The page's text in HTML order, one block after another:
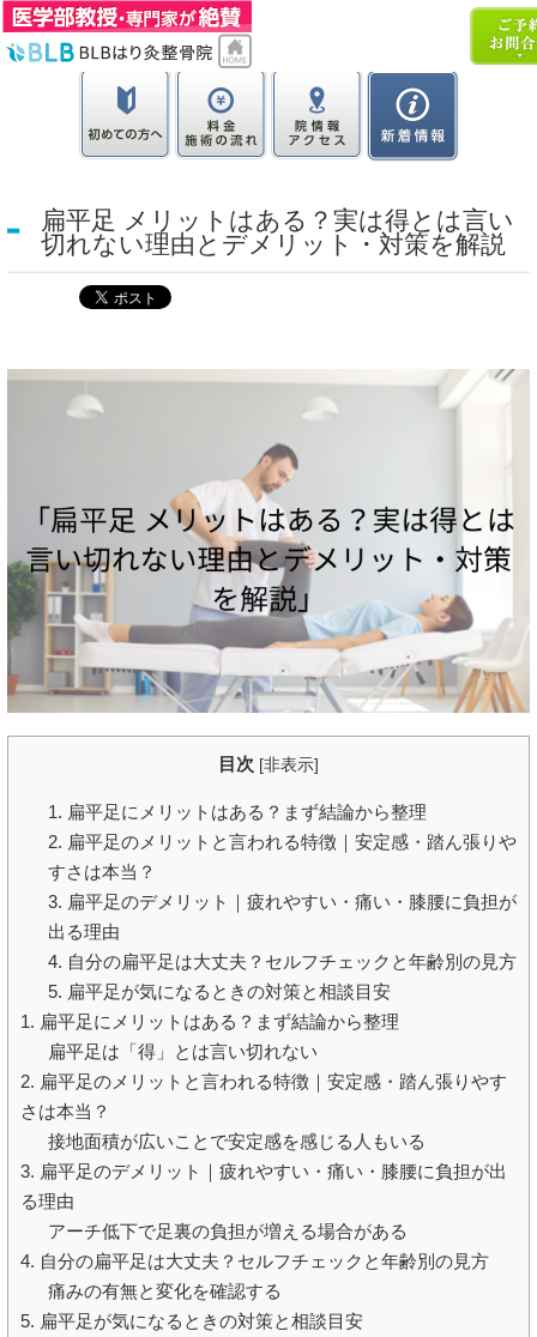
扁平足 メリットはある？実は得とは言い
切れない理由とデメリット・対策を解説
目次 [非表示]
1. 扁平足にメリットはある？まず結論から整理
2. 扁平足のメリットと言われる特徴｜安定感・踏ん張りや
すさは本当？
3. 扁平足のデメリット｜疲れやすい・痛い・膝腰に負担が
出る理由
4. 自分の扁平足は大丈夫？セルフチェックと年齢別の見方
5. 扁平足が気になるときの対策と相談目安
1. 扁平足にメリットはある？まず結論から整理
扁平足は「得」とは言い切れない
2. 扁平足のメリットと言われる特徴｜安定感・踏ん張りやす
さは本当？
接地面積が広いことで安定感を感じる人もいる
3. 扁平足のデメリット｜疲れやすい・痛い・膝腰に負担が出
る理由
アーチ低下で足裏の負担が増える場合がある
4. 自分の扁平足は大丈夫？セルフチェックと年齢別の見方
痛みの有無と変化を確認する
5. 扁平足が気になるときの対策と相談目安